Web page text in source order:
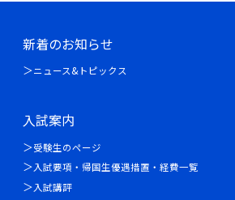
新着のお知らせ
ニュース&トピックス
入試案内
受験生のページ
入試要項・帰国生優遇措置・経費一覧
入試講評